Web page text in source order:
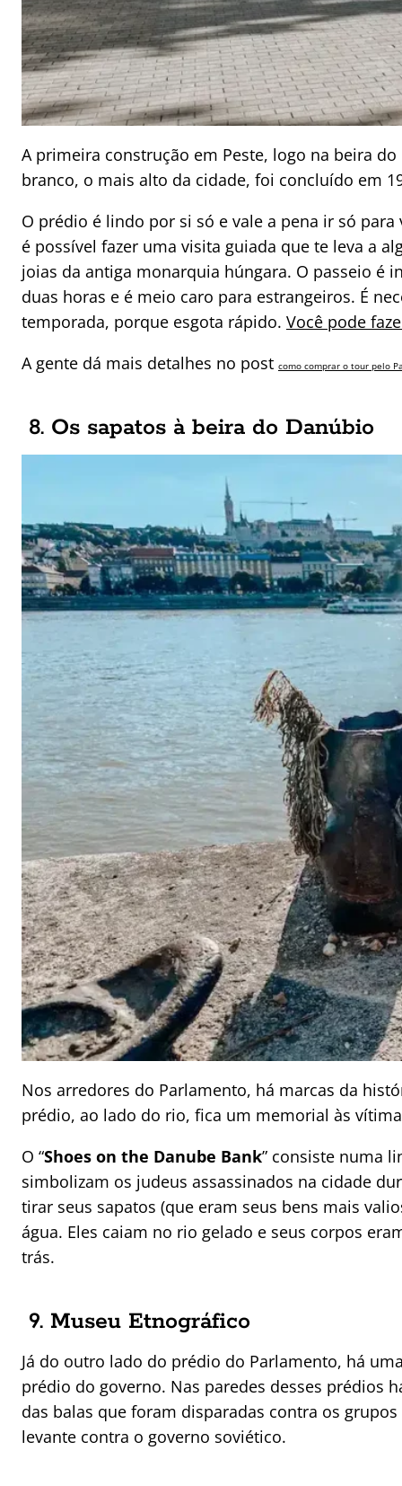
A primeira construção em Peste, logo na beira
branco, o mais alto da cidade, foi concluído em
O prédio é lindo por si só e vale a pena ir só
é possível fazer uma visita guiada que te leva a
joias da antiga monarquia húngara. O passeio é
duas horas e é meio caro para estrangeiros. É
temporada, porque esgota rápido. Você pode
A gente dá mais detalhes no post como comprar o tour pelo
8. Os sapatos à beira do Danúbio
Nos arredores do Parlamento, há marcas da
prédio, ao lado do rio, fica um memorial às
O “Shoes on the Danube Bank” consiste numa
simbolizam os judeus assassinados na cidade
tirar seus sapatos (que eram seus bens mais
água. Eles caiam no rio gelado e seus corpos
trás.
9. Museu Etnográfico
Já do outro lado do prédio do Parlamento, há
prédio do governo. Nas paredes desses prédios
das balas que foram disparadas contra os
levante contra o governo soviético.